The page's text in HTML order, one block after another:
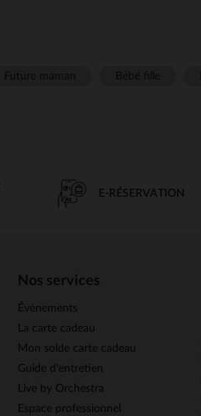
E-RÉSERVATION
Nos services
Évènements
La carte cadeau
Mon solde carte cadeau
Guide d'entretien
Live by Orchestra
Espace professionnel